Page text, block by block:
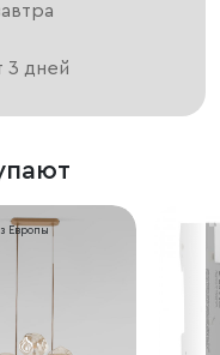
3 дней
Европы